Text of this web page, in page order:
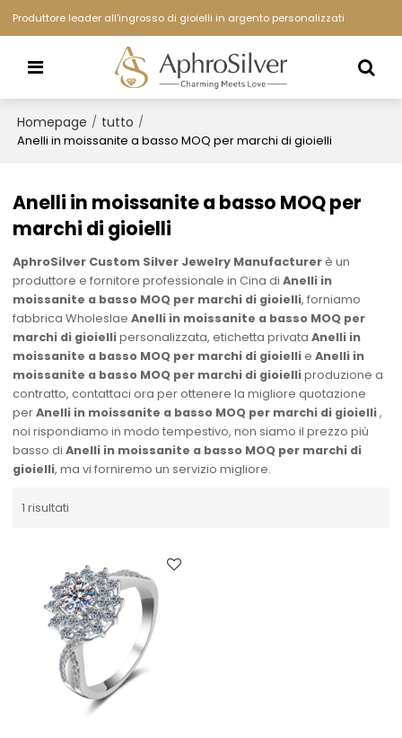
Produttore leader all'ingrosso di gioielli in argento personalizzati
Homepage / tutto /
Anelli in moissanite a basso MOQ per marchi di gioielli
Anelli in moissanite a basso MOQ per
marchi di gioielli
AphroSilver Custom Silver Jewelry Manufacturerè un
produttore e fornitore professionale in Cina diAnelli in
moissanite a basso MOQ per marchi di gioielli, forniamo
fabbrica WholeslaeAnelli in moissanite a basso MOQ per
marchi di gioiellipersonalizzata, etichetta privataAnelli in
moissanite a basso MOQ per marchi di gioiellieAnelli in
moissanite a basso MOQ per marchi di gioielliproduzione a
contratto, contattaci ora per ottenere la migliore quotazione
perAnelli in moissanite a basso MOQ per marchi di gioielli,
noi rispondiamo in modo tempestivo, non siamo il prezzo più
basso diAnelli in moissanite a basso MOQ per marchi di
gioielli, ma vi forniremo un servizio migliore.
1 risultati